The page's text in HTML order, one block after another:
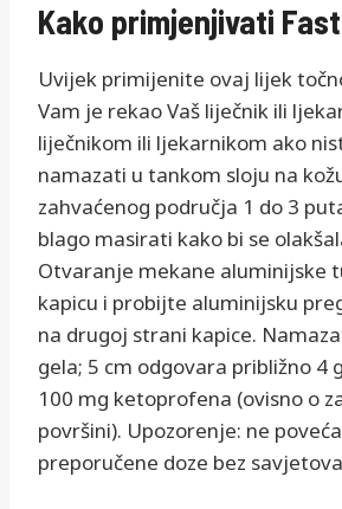
Kako primjenjivati
Uvijek primijenite ovaj lijek
Vam je rekao Vaš liječnik ili
liječnikom ili ljekarnikom ako
namazati u tankom sloju na
zahvaćenog područja 1 do 3
blago masirati kako bi se
Otvaranje mekane aluminijske
kapicu i probijte aluminijsku
na drugoj strani kapice.
gela; 5 cm odgovara približno 4
100 mg ketoprofena (ovisno o
površini). Upozorenje: ne
preporučene doze bez